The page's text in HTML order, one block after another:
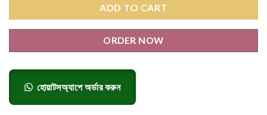
ADD TO CART
ORDER NOW
হোয়াটসঅ্যাপে অর্ডার করুন